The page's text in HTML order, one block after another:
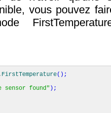
vous pouvez
. FirstTemperature( ) ;
sensor found" ) ;